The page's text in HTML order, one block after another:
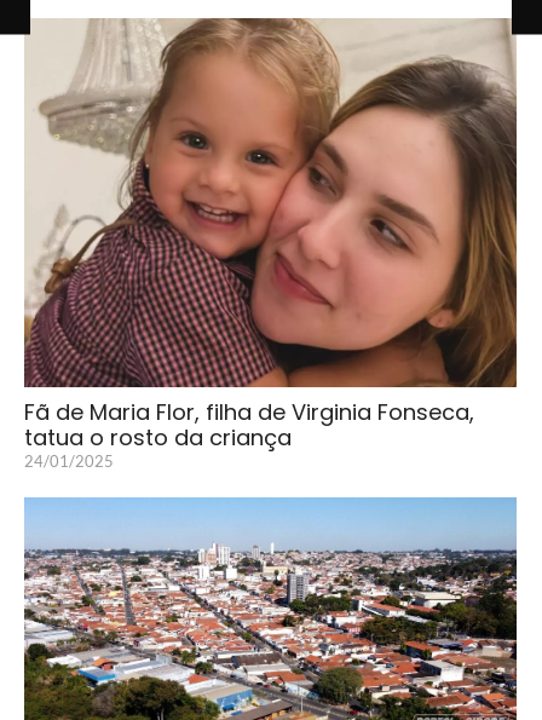
Fã de Maria Flor, filha de Virginia Fonseca,
tatua o rosto da criança
24/01/2025